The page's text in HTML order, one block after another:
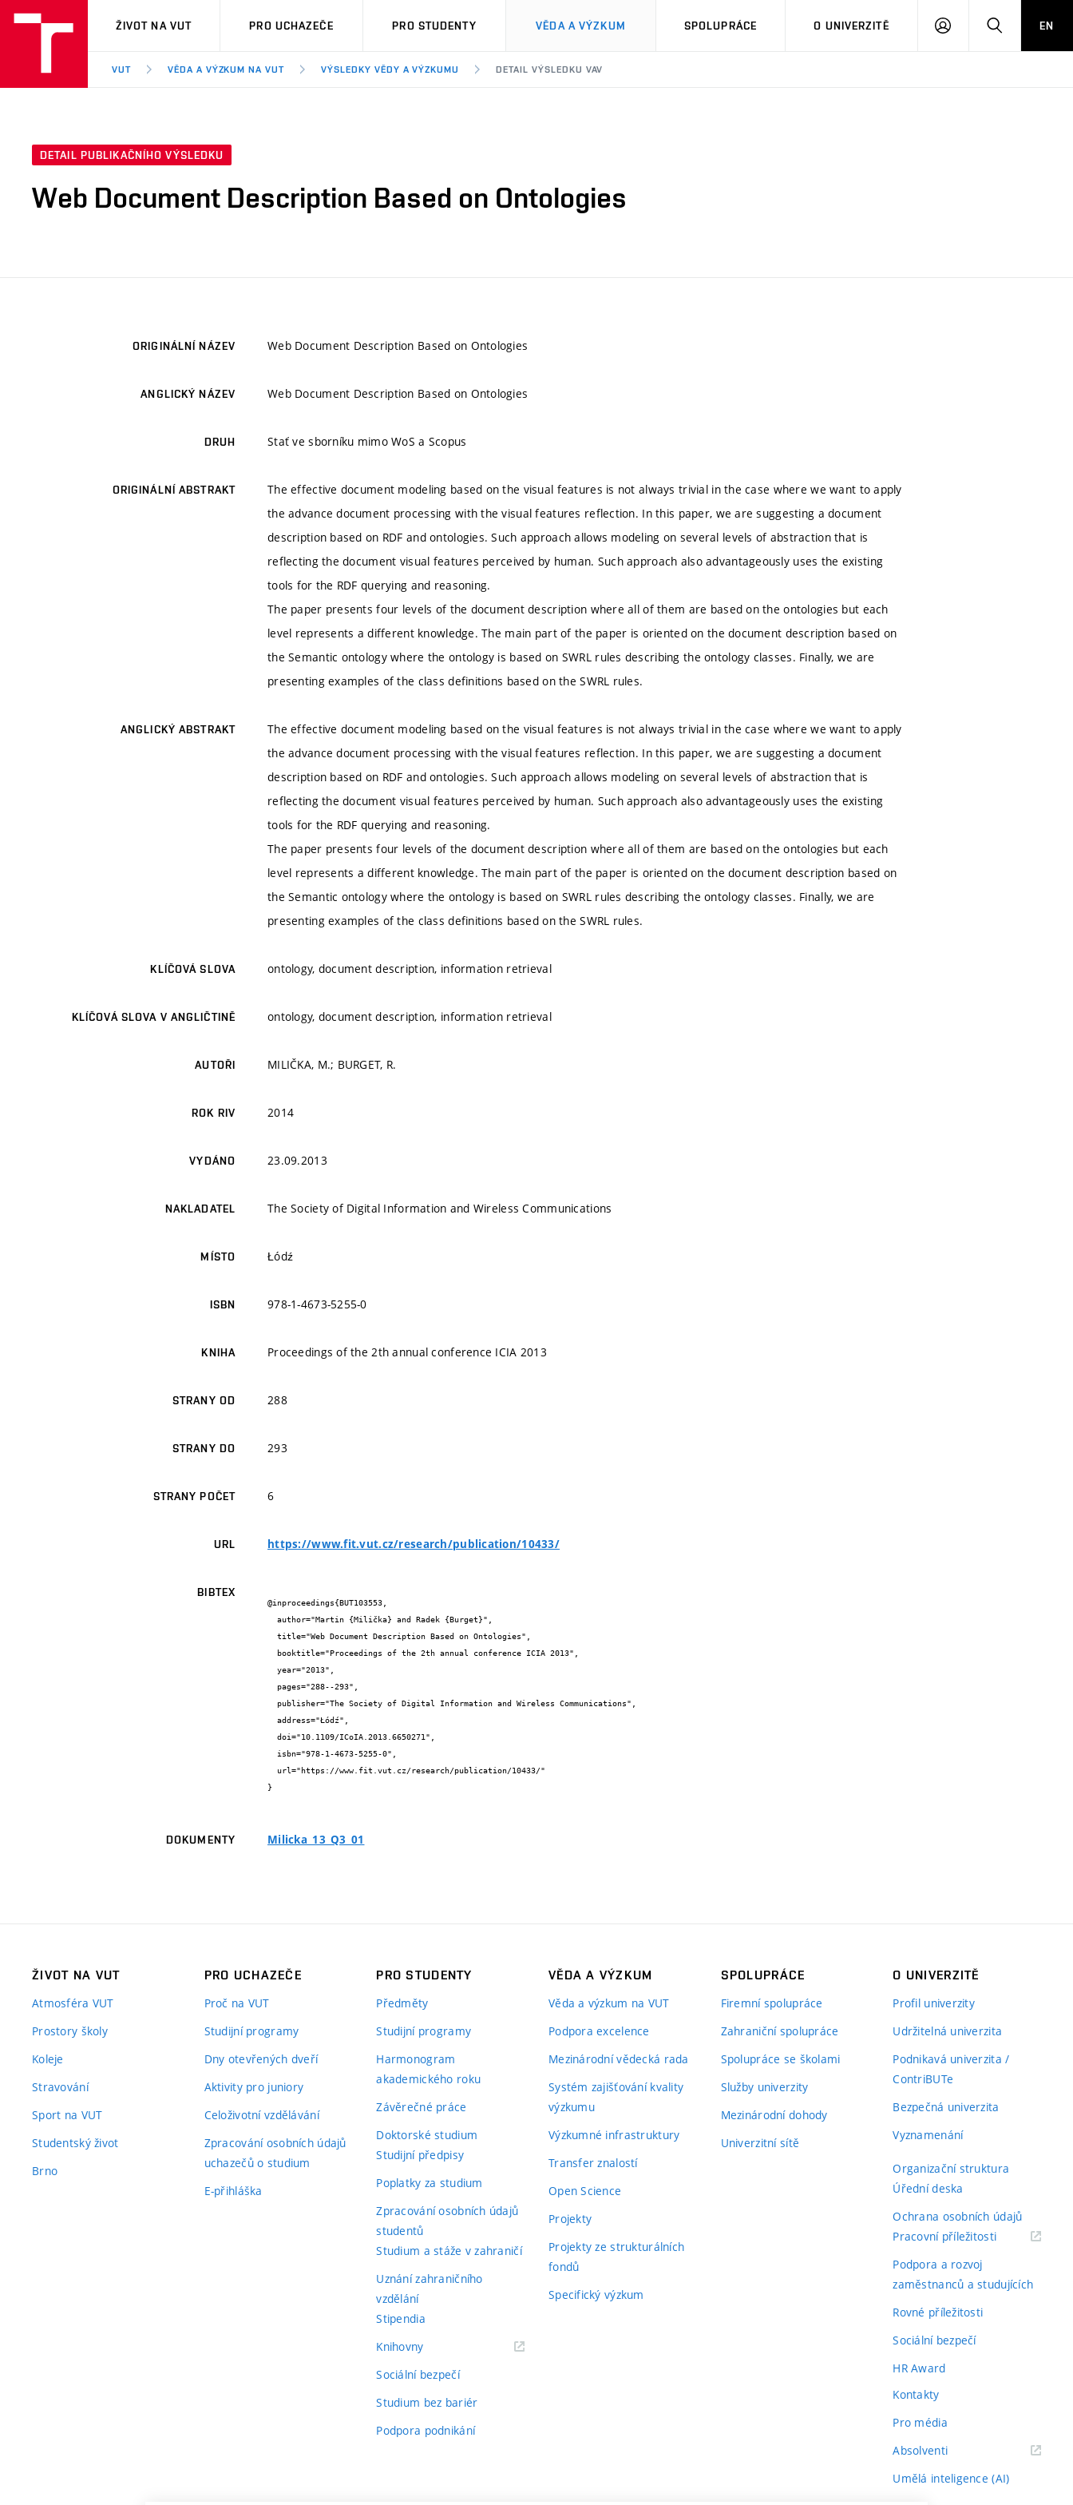
VUT
ŽIVOT NA VUT PRO UCHAZEČE PRO STUDENTY VĚDA A VÝZKUM SPOLUPRÁCE O UNIVERZITĚ
PŘIHLÁSIT HLEDATEN
VUT VĚDA A VÝZKUM NA VUT VÝSLEDKY VĚDY A VÝZKUMU DETAIL VÝSLEDKU VAV
DETAIL PUBLIKAČNÍHO VÝSLEDKU
Web Document Description Based on Ontologies
ORIGINÁLNÍ NÁZEV Web Document Description Based on Ontologies
ANGLICKÝ NÁZEV Web Document Description Based on Ontologies
DRUH Stať ve sborníku mimo WoS a Scopus
ORIGINÁLNÍ ABSTRAKT
The effective document modeling based on the visual features is not always trivial in the case where we want to apply
the advance document processing with the visual features reflection. In this paper, we are suggesting a document
description based on RDF and ontologies. Such approach allows modeling on several levels of abstraction that is
reflecting the document visual features perceived by human. Such approach also advantageously uses the existing
tools for the RDF querying and reasoning.
The paper presents four levels of the document description where all of them are based on the ontologies but each
level represents a different knowledge. The main part of the paper is oriented on the document description based on
the Semantic ontology where the ontology is based on SWRL rules describing the ontology classes. Finally, we are
presenting examples of the class definitions based on the SWRL rules.
ANGLICKÝ ABSTRAKT
The effective document modeling based on the visual features is not always trivial in the case where we want to apply
the advance document processing with the visual features reflection. In this paper, we are suggesting a document
description based on RDF and ontologies. Such approach allows modeling on several levels of abstraction that is
reflecting the document visual features perceived by human. Such approach also advantageously uses the existing
tools for the RDF querying and reasoning.
The paper presents four levels of the document description where all of them are based on the ontologies but each
level represents a different knowledge. The main part of the paper is oriented on the document description based on
the Semantic ontology where the ontology is based on SWRL rules describing the ontology classes. Finally, we are
presenting examples of the class definitions based on the SWRL rules.
KLÍČOVÁ SLOVA ontology, document description, information retrieval
KLÍČOVÁ SLOVA V ANGLIČTINĚ ontology, document description, information retrieval
AUTOŘI MILIČKA, M.; BURGET, R.
ROK RIV 2014
VYDÁNO 23.09.2013
NAKLADATEL The Society of Digital Information and Wireless Communications
MÍSTO Łódź
ISBN 978-1-4673-5255-0
KNIHA Proceedings of the 2th annual conference ICIA 2013
STRANY OD 288
STRANY DO 293
STRANY POČET 6
URL https://www.fit.vut.cz/research/publication/10433/
BIBTEX
@inproceedings{BUT103553,
}
DOKUMENTY Milicka_13_Q3_01
ŽIVOT NA VUT
Atmosféra VUT
Prostory školy
Koleje
Stravování
Sport na VUT
Studentský život
Brno
PRO UCHAZEČE
Proč na VUT
Studijní programy
Dny otevřených dveří
Aktivity pro juniory
Celoživotní vzdělávání
Zpracování osobních údajů
uchazečů o studium
E-přihláška
PRO STUDENTY
Předměty
Studijní programy
Harmonogram
akademického roku
Závěrečné práce
Doktorské studium
Studijní předpisy
Poplatky za studium
Zpracování osobních údajů
studentů
Studium a stáže v zahraničí
Uznání zahraničního
vzdělání
Stipendia
Knihovny(externí
Sociální bezpečí
Studium bez bariér
Podpora podnikání
VĚDA A VÝZKUM
Věda a výzkum na VUT
Podpora excelence
Mezinárodní vědecká rada
Systém zajišťování kvality
výzkumu
Výzkumné infrastruktury
Transfer znalostí
Open Science
Projekty
Projekty ze strukturálních
fondů
Specifický výzkum
SPOLUPRÁCE
Firemní spolupráce
Zahraniční spolupráce
Spolupráce se školami
Služby univerzity
Mezinárodní dohody
Univerzitní sítě
O UNIVERZITĚ
Profil univerzity
Udržitelná univerzita
Podnikavá univerzita /
ContriBUTe
Bezpečná univerzita
Vyznamenání
Organizační struktura
Úřední deska
Ochrana osobních údajů
Pracovní příležitosti(externí
Podpora a rozvoj
zaměstnanců a studujících
Rovné příležitosti
Sociální bezpečí
HR Award
Kontakty
Pro média
Absolventi(externí
Umělá inteligence (AI)